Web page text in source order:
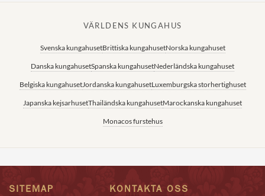
VÄRLDENS KUNGAHUS
Svenska kungahusetBrittiska kungahusetNorska kungahuset
Danska kungahusetSpanska kungahusetNederländska kungahuset
Belgiska kungahusetJordanska kungahusetLuxemburgska storhertighuset
Japanska kejsarhusetThailändska kungahusetMarockanska kungahuset
Monacos furstehus
SITEMAP KONTAKTA OSS